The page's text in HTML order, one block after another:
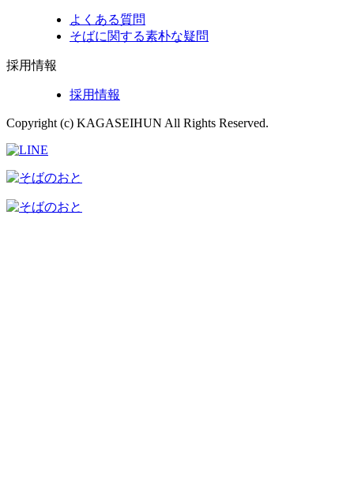
よくある質問
そばに関する素朴な疑問
採用情報
採用情報
Copyright (c) KAGASEIHUN All Rights Reserved.